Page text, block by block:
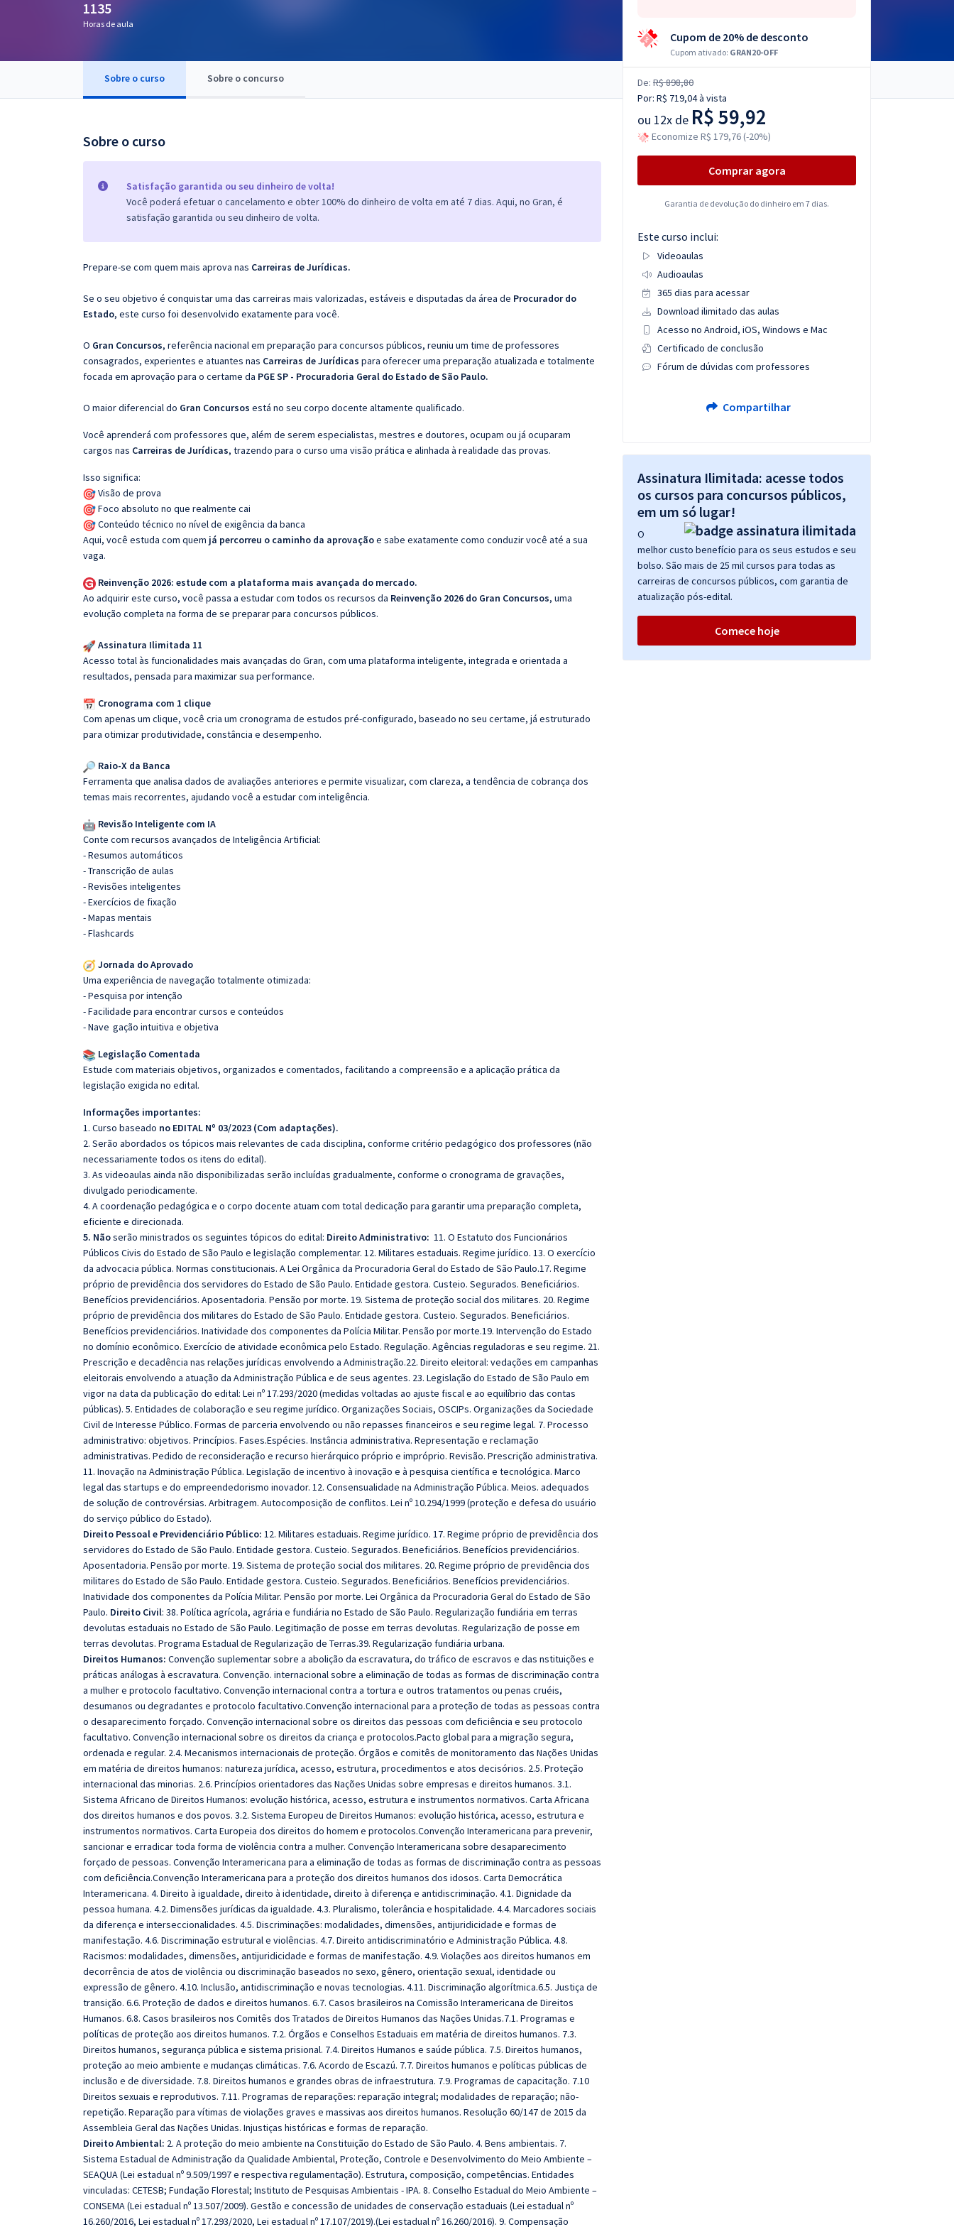
Questões grátis
1135
Horas de aula
Sobre o curso Sobre o concurso
Sobre o curso
Satisfação garantida ou seu dinheiro de volta!
Você poderá efetuar o cancelamento e obter 100% do dinheiro de volta em até 7 dias. Aqui, no Gran, é
satisfação garantida ou seu dinheiro de volta.
Prepare-se com quem mais aprova nas Carreiras de Jurídicas.
Se o seu objetivo é conquistar uma das carreiras mais valorizadas, estáveis e disputadas da área de Procurador do
Estado, este curso foi desenvolvido exatamente para você.
O Gran Concursos, referência nacional em preparação para concursos públicos, reuniu um time de professores
consagrados, experientes e atuantes nas Carreiras de Jurídicas para oferecer uma preparação atualizada e totalmente
focada em aprovação para o certame da PGE SP - Procuradoria Geral do Estado de São Paulo.
O maior diferencial do Gran Concursos está no seu corpo docente altamente qualificado.
Você aprenderá com professores que, além de serem especialistas, mestres e doutores, ocupam ou já ocuparam
cargos nas Carreiras de Jurídicas, trazendo para o curso uma visão prática e alinhada à realidade das provas.
Isso significa:
Visão de prova
Foco absoluto no que realmente cai
Conteúdo técnico no nível de exigência da banca
Aqui, você estuda com quem já percorreu o caminho da aprovaçãoe sabe exatamente como conduzir você até a sua
vaga.
Reinvenção 2026: estude com a plataforma mais avançada do mercado.
Ao adquirir este curso, você passa a estudar com todos os recursos da Reinvenção 2026 do Gran Concursos, uma
evolução completa na forma de se preparar para concursos públicos.
Assinatura Ilimitada 11
Acesso total às funcionalidades mais avançadas do Gran, com uma plataforma inteligente, integrada e orientada a
resultados, pensada para maximizar sua performance.
Cronograma com 1 clique
Com apenas um clique, você cria um cronograma de estudos pré-configurado, baseado no seu certame, já estruturado
para otimizar produtividade, constância e desempenho.
Raio-X da Banca
Ferramenta que analisa dados de avaliações anteriores e permite visualizar, com clareza, a tendência de cobrança dos
temas mais recorrentes, ajudando você a estudar com inteligência.
Revisão Inteligente com IA
Conte com recursos avançados de Inteligência Artificial:
- Resumos automáticos
- Transcrição de aulas
- Revisões inteligentes
- Exercícios de fixação
- Mapas mentais
- Flashcards
Jornada do Aprovado
Uma experiência de navegação totalmente otimizada:
- Pesquisa por intenção
- Facilidade para encontrar cursos e conteúdos
- Nave gação intuitiva e objetiva
Legislação Comentada
Estude com materiais objetivos, organizados e comentados, facilitando a compreensão e a aplicação prática da
legislação exigida no edital.
Informações importantes:
1. Curso baseado no EDITAL Nº 03/2023 (Com adaptações).
2. Serão abordados os tópicos mais relevantes de cada disciplina, conforme critério pedagógico dos professores (não
necessariamente todos os itens do edital).
3. As videoaulas ainda não disponibilizadas serão incluídas gradualmente, conforme o cronograma de gravações,
divulgado periodicamente.
4. A coordenação pedagógica e o corpo docente atuam com total dedicação para garantir uma preparação completa,
eficiente e direcionada.
5. Nãoserão ministrados os seguintes tópicos do edital: Direito Administrativo: 11. O Estatuto dos Funcionários
Públicos Civis do Estado de São Paulo e legislação complementar. 12. Militares estaduais. Regime jurídico. 13. O exercício
da advocacia pública. Normas constitucionais. A Lei Orgânica da Procuradoria Geral do Estado de São Paulo.17. Regime
próprio de previdência dos servidores do Estado de São Paulo. Entidade gestora. Custeio. Segurados. Beneficiários.
Benefícios previdenciários. Aposentadoria. Pensão por morte. 19. Sistema de proteção social dos militares. 20. Regime
próprio de previdência dos militares do Estado de São Paulo. Entidade gestora. Custeio. Segurados. Beneficiários.
Benefícios previdenciários. Inatividade dos componentes da Polícia Militar. Pensão por morte.19. Intervenção do Estado
no domínio econômico. Exercício de atividade econômica pelo Estado. Regulação. Agências reguladoras e seu regime. 21.
Prescrição e decadência nas relações jurídicas envolvendo a Administração.22. Direito eleitoral: vedações em campanhas
eleitorais envolvendo a atuação da Administração Pública e de seus agentes. 23. Legislação do Estado de São Paulo em
vigor na data da publicação do edital: Lei nº 17.293/2020 (medidas voltadas ao ajuste fiscal e ao equilíbrio das contas
públicas). 5. Entidades de colaboração e seu regime jurídico. Organizações Sociais, OSCIPs. Organizações da Sociedade
Civil de Interesse Público. Formas de parceria envolvendo ou não repasses financeiros e seu regime legal. 7. Processo
administrativo: objetivos. Princípios. Fases.Espécies. Instância administrativa. Representação e reclamação
administrativas. Pedido de reconsideração e recurso hierárquico próprio e impróprio. Revisão. Prescrição administrativa.
11. Inovação na Administração Pública. Legislação de incentivo à inovação e à pesquisa científica e tecnológica. Marco
legal das startups e do empreendedorismo inovador. 12. Consensualidade na Administração Pública. Meios. adequados
de solução de controvérsias. Arbitragem. Autocomposição de conflitos. Lei nº 10.294/1999 (proteção e defesa do usuário
do serviço público do Estado).
Direito Pessoal e Previdenciário Público: 12. Militares estaduais. Regime jurídico. 17. Regime próprio de previdência dos
servidores do Estado de São Paulo. Entidade gestora. Custeio. Segurados. Beneficiários. Benefícios previdenciários.
Aposentadoria. Pensão por morte. 19. Sistema de proteção social dos militares. 20. Regime próprio de previdência dos
militares do Estado de São Paulo. Entidade gestora. Custeio. Segurados. Beneficiários. Benefícios previdenciários.
Inatividade dos componentes da Polícia Militar. Pensão por morte. Lei Orgânica da Procuradoria Geral do Estado de São
Paulo. Direito Civil: 38. Política agrícola, agrária e fundiária no Estado de São Paulo. Regularização fundiária em terras
devolutas estaduais no Estado de São Paulo. Legitimação de posse em terras devolutas. Regularização de posse em
terras devolutas. Programa Estadual de Regularização de Terras.39. Regularização fundiária urbana.
Direitos Humanos: Convenção suplementar sobre a abolição da escravatura, do tráfico de escravos e das nstituições e
práticas análogas à escravatura. Convenção. internacional sobre a eliminação de todas as formas de discriminação contra
a mulher e protocolo facultativo. Convenção internacional contra a tortura e outros tratamentos ou penas cruéis,
desumanos ou degradantes e protocolo facultativo.Convenção internacional para a proteção de todas as pessoas contra
o desaparecimento forçado. Convenção internacional sobre os direitos das pessoas com deficiência e seu protocolo
facultativo. Convenção internacional sobre os direitos da criança e protocolos.Pacto global para a migração segura,
ordenada e regular. 2.4. Mecanismos internacionais de proteção. Órgãos e comitês de monitoramento das Nações Unidas
em matéria de direitos humanos: natureza jurídica, acesso, estrutura, procedimentos e atos decisórios. 2.5. Proteção
internacional das minorias. 2.6. Princípios orientadores das Nações Unidas sobre empresas e direitos humanos. 3.1.
Sistema Africano de Direitos Humanos: evolução histórica, acesso, estrutura e instrumentos normativos. Carta Africana
dos direitos humanos e dos povos. 3.2. Sistema Europeu de Direitos Humanos: evolução histórica, acesso, estrutura e
instrumentos normativos. Carta Europeia dos direitos do homem e protocolos.Convenção Interamericana para prevenir,
sancionar e erradicar toda forma de violência contra a mulher. Convenção Interamericana sobre desaparecimento
forçado de pessoas. Convenção Interamericana para a eliminação de todas as formas de discriminação contra as pessoas
com deficiência.Convenção Interamericana para a proteção dos direitos humanos dos idosos. Carta Democrática
Interamericana. 4. Direito à igualdade, direito à identidade, direito à diferença e antidiscriminação. 4.1. Dignidade da
pessoa humana. 4.2. Dimensões jurídicas da igualdade. 4.3. Pluralismo, tolerância e hospitalidade. 4.4. Marcadores sociais
da diferença e interseccionalidades. 4.5. Discriminações: modalidades, dimensões, antijuridicidade e formas de
manifestação. 4.6. Discriminação estrutural e violências. 4.7. Direito antidiscriminatório e Administração Pública. 4.8.
Racismos: modalidades, dimensões, antijuridicidade e formas de manifestação. 4.9. Violações aos direitos humanos em
decorrência de atos de violência ou discriminação baseados no sexo, gênero, orientação sexual, identidade ou
expressão de gênero. 4.10. Inclusão, antidiscriminação e novas tecnologias. 4.11. Discriminação algorítmica.6.5. Justiça de
transição. 6.6. Proteção de dados e direitos humanos. 6.7. Casos brasileiros na Comissão Interamericana de Direitos
Humanos. 6.8. Casos brasileiros nos Comitês dos Tratados de Direitos Humanos das Nações Unidas.7.1. Programas e
políticas de proteção aos direitos humanos. 7.2. Órgãos e Conselhos Estaduais em matéria de direitos humanos. 7.3.
Direitos humanos, segurança pública e sistema prisional. 7.4. Direitos Humanos e saúde pública. 7.5. Direitos humanos,
proteção ao meio ambiente e mudanças climáticas. 7.6. Acordo de Escazú. 7.7. Direitos humanos e políticas públicas de
inclusão e de diversidade. 7.8. Direitos humanos e grandes obras de infraestrutura. 7.9. Programas de capacitação. 7.10
Direitos sexuais e reprodutivos. 7.11. Programas de reparações: reparação integral; modalidades de reparação; não-
repetição. Reparação para vítimas de violações graves e massivas aos direitos humanos. Resolução 60/147 de 2015 da
Assembleia Geral das Nações Unidas. Injustiças históricas e formas de reparação.
Direito Ambiental: 2. A proteção do meio ambiente na Constituição do Estado de São Paulo. 4. Bens ambientais. 7.
Sistema Estadual de Administração da Qualidade Ambiental, Proteção, Controle e Desenvolvimento do Meio Ambiente –
SEAQUA (Lei estadual nº 9.509/1997 e respectiva regulamentação). Estrutura, composição, competências. Entidades
vinculadas: CETESB; Fundação Florestal; Instituto de Pesquisas Ambientais - IPA. 8. Conselho Estadual do Meio Ambiente –
CONSEMA (Lei estadual nº 13.507/2009). Gestão e concessão de unidades de conservação estaduais (Lei estadual nº
16.260/2016, Lei estadual nº 17.293/2020, Lei estadual nº 17.107/2019).(Lei estadual nº 16.260/2016). 9. Compensação
Cupom de 20% de desconto
Cupom ativado: GRAN20-OFF
De: R$ 898,80
Por: R$ 719,04à vista
ou 12x de R$ 59,92
Economize R$ 179,76 (-20%)
Comprar agora
Garantia de devolução do dinheiro em 7 dias.
Este curso inclui:
Videoaulas
Audioaulas
365 dias para acessar
Download ilimitado das aulas
Acesso no Android, iOS, Windows e Mac
Certificado de conclusão
Fórum de dúvidas com professores
Compartilhar
Assinatura Ilimitada: acesse todos
os cursos para concursos públicos,
em um só lugar!
O
melhor custo benefício para os seus estudos e seu
bolso. São mais de 25 mil cursos para todas as
carreiras de concursos públicos, com garantia de
atualização pós-edital.
Comece hoje